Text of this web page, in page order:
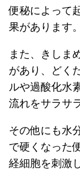
便秘によって
果があります。
また、きしま
があり、どく
ルや過酸化水
流れをサラサ
その他にも水
で硬くなった
経細胞を刺激